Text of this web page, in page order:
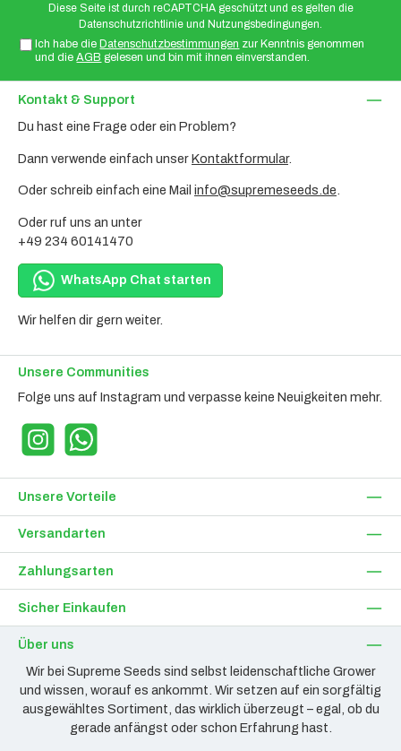
Diese Seite ist durch reCAPTCHA geschützt und es gelten die
Datenschutzrichtlinie und Nutzungsbedingungen
Ich habe die Datenschutzbestimmungen zur Kenntnis genommen
und dieAGB gelesen und bin mit ihnen einverstanden.
Kontakt & Support
Du hast eine Frage oder ein Problem?
Dann verwende einfach unserKontaktformular.
Oder schreib einfach eine Mail info@supremeseeds.de.
Oder ruf uns an unter
+49 234 60141470
WhatsApp Chat starten
Wir helfen dir gern weiter.
Unsere Communities
Folge uns auf Instagram und verpasse keine Neuigkeiten mehr.
InstagramWhatsApp
Unsere Vorteile
Versandarten
Zahlungsarten
Sicher Einkaufen
Über uns
Wir bei Supreme Seeds sind selbst leidenschaftliche Grower
und wissen, worauf es ankommt. Wir setzen auf ein sorgfältig
ausgewähltes Sortiment, das wirklich überzeugt – egal, ob du
gerade anfängst oder schon Erfahrung hast.